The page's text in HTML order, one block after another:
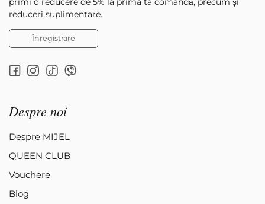
reduceri suplimentare.
Înregistrare
Despre noi
Despre MIJEL
QUEEN CLUB
Vouchere
Blog